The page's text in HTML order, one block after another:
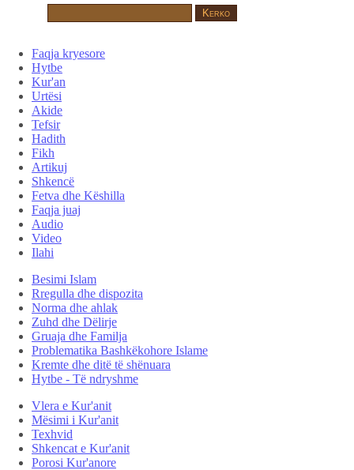
Faqja kryesore
Hytbe
Kur'an
Urtësi
Akide
Tefsir
Hadith
Fikh
Artikuj
Shkencë
Fetva dhe Këshilla
Faqja juaj
Audio
Video
Ilahi
Besimi Islam
Rregulla dhe dispozita
Norma dhe ahlak
Zuhd dhe Dëlirje
Gruaja dhe Familja
Problematika Bashkëkohore Islame
Kremte dhe ditë të shënuara
Hytbe - Të ndryshme
Vlera e Kur'anit
Mësimi i Kur'anit
Texhvid
Shkencat e Kur'anit
Porosi Kur'anore